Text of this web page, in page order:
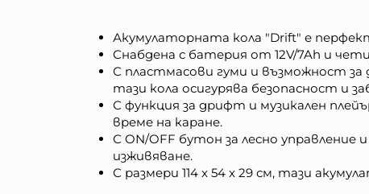
Акумулаторната кола "Drift" е
Снабдена с батерия от 12V/7Ah и
С пластмасови гуми и възможност за
тази кола осигурява безопасност и
С функция за дрифт и музикален
време на каране.
С ON/OFF бутон за лесно
изживяване.
С размери 114 x 54 x 29 см, тази